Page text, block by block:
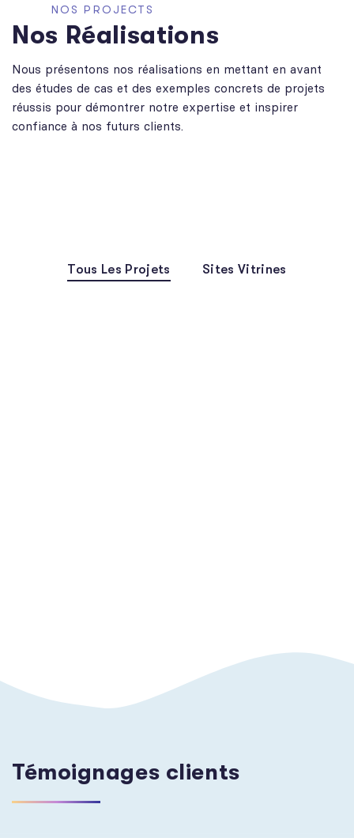
NOS PROJECTS
Nos Réalisations
Nous présentons nos réalisations en mettant en avant
des études de cas et des exemples concrets de projets
réussis pour démontrer notre expertise et inspirer
confiance à nos futurs clients.
Tous Les Projets Sites Vitrines
Témoignages clients